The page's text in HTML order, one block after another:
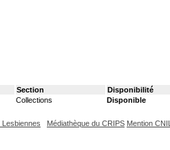
Section
Disponibilité
Collections Disponible
Médiathèque du CRIPS Mention CNIL